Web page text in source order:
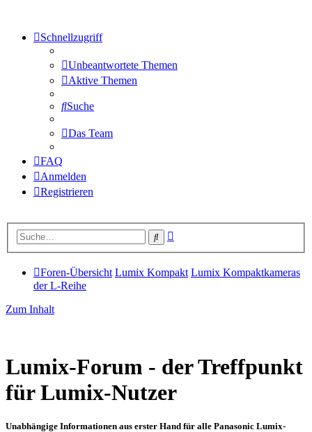
Schnellzugriff
Unbeantwortete Themen
Aktive Themen
Suche
Das Team
FAQ
Anmelden
Registrieren
Suche
Foren-Übersicht Lumix Kompakt Lumix Kompaktkameras
der L-Reihe
Zum Inhalt
Lumix-Forum - der Treffpunkt
für Lumix-Nutzer
Unabhängige Informationen aus erster Hand für alle Panasonic Lumix-